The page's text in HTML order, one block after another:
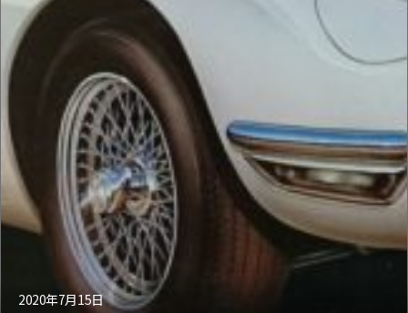
2020年7月15日